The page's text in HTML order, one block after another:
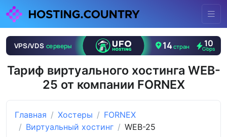
Тариф виртуального хостинга WEB-
25 от компании FORNEX
Главная Хостеры
FORNEX
Виртуальный хостинг
WEB-25